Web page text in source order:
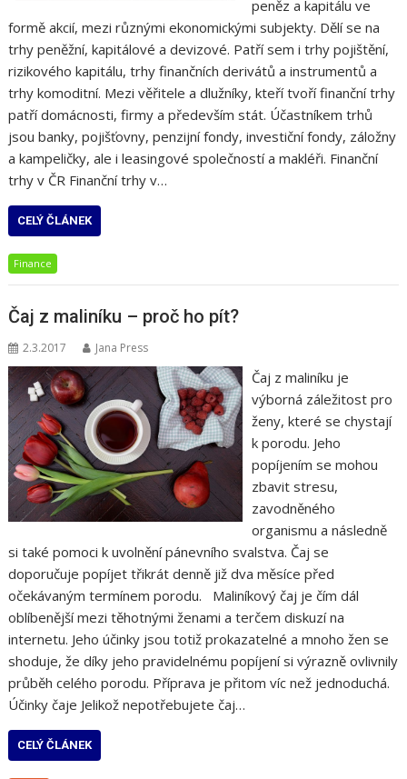
peněz a kapitálu ve
formě akcií, mezi různými ekonomickými subjekty. Dělí se na
trhy peněžní, kapitálové a devizové. Patří sem i trhy pojištění,
rizikového kapitálu, trhy finančních derivátů a instrumentů a
trhy komoditní. Mezi věřitele a dlužníky, kteří tvoří finanční trhy
patří domácnosti, firmy a především stát. Účastníkem trhů
jsou banky, pojišťovny, penzijní fondy, investiční fondy, záložny
a kampeličky, ale i leasingové společností a makléři. Finanční
trhy v ČR Finanční trhy v…
CELÝ ČLÁNEK
Finance
Čaj z maliníku – proč ho pít?
2.3.2017 Jana Press
Čaj z maliníku je
výborná záležitost pro
ženy, které se chystají
k porodu. Jeho
popíjením se mohou
zbavit stresu,
zavodněného
organismu a následně
si také pomoci k uvolnění pánevního svalstva. Čaj se
doporučuje popíjet třikrát denně již dva měsíce před
očekávaným termínem porodu. Maliníkový čaj je čím dál
oblíbenější mezi těhotnými ženami a terčem diskuzí na
internetu. Jeho účinky jsou totiž prokazatelné a mnoho žen se
shoduje, že díky jeho pravidelnému popíjení si výrazně ovlivnily
průběh celého porodu. Příprava je přitom víc než jednoduchá.
Účinky čaje Jelikož nepotřebujete čaj…
CELÝ ČLÁNEK